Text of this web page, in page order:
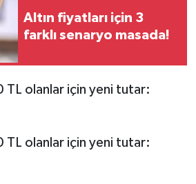
Altın fiyatları için 3
farklı senaryo masada!
TL olanlar için yeni tutar:
TL olanlar için yeni tutar: